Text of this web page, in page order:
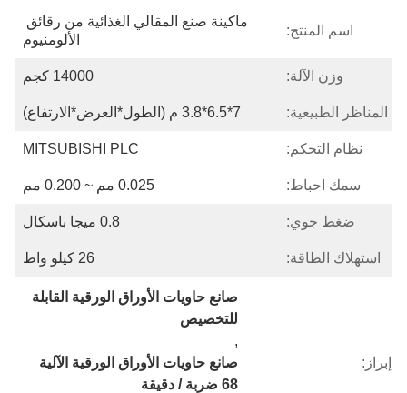
اسم المنتج:
ماكينة صنع المقالي الغذائية من رقائق
الألومنيوم
وزن الآلة: 14000 كجم
المناظر الطبيعية: 7*6.5*3.8 م (الطول*العرض*الارتفاع)
نظام التحكم: MITSUBISHI PLC
سمك احباط: 0.025 مم ~ 0.200 مم
ضغط جوي: 0.8 ميجا باسكال
استهلاك الطاقة: 26 كيلو واط
إبراز:
صانع حاويات الأوراق الورقية القابلة
للتخصيص
,
صانع حاويات الأوراق الورقية الآلية
68 ضربة / دقيقة